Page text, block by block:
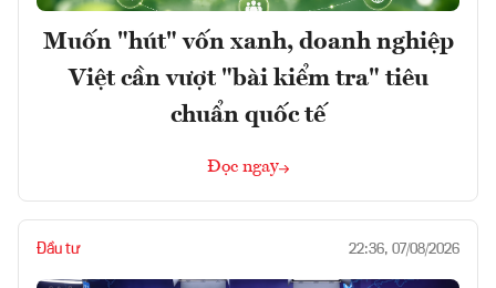
Muốn "hút" vốn xanh, doanh nghiệp
Việt cần vượt "bài kiểm tra" tiêu
chuẩn quốc tế
Đọc ngay
Đầu tư 22:36, 07/08/2026